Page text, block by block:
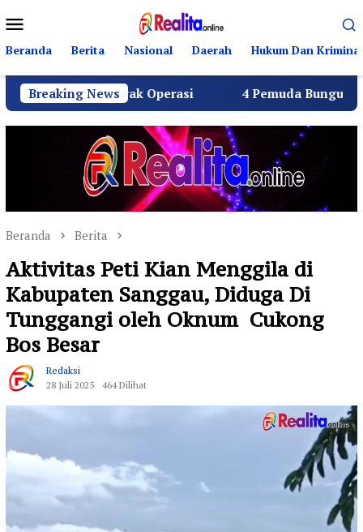
ke
kontenMobile
Beranda Berita Nasional Daerah Hukum Dan Kriminal
Breaking News
Layak Operasi 4 Pemuda Bungur Raya Bulatkan
Beranda Berita
Aktivitas Peti Kian Menggila di
Kabupaten Sanggau, Diduga Di
Tunggangi oleh Oknum Cukong
Bos Besar
Redaksi
28 Juli 2025
464 Dilihat